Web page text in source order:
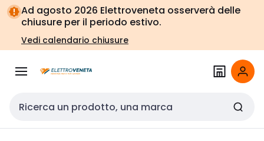
Vai alla
navigazione
Vai
alla
pagina
Ad agosto 2026 Elettroveneta osserverà delle
chiusure per il periodo estivo.
Vedi calendario chiusure
Cerca input